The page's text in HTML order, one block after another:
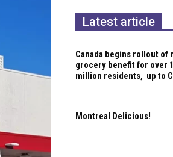
Latest article
Canada begins rollout of
grocery benefit for over
million residents, up to
Montreal Delicious!